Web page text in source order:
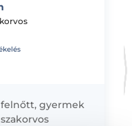
felnőtt, gyermek